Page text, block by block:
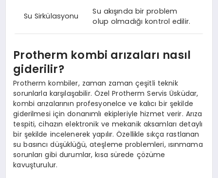
Su Sirkülasyonu
Su akışında bir problem
olup olmadığı kontrol edilir.
Protherm kombi arızaları nasıl
giderilir?
Protherm kombiler, zaman zaman çeşitli teknik
sorunlarla karşılaşabilir. Özel Protherm Servis Üsküdar,
kombi arızalarının profesyonelce ve kalıcı bir şekilde
giderilmesi için donanımlı ekipleriyle hizmet verir. Arıza
tespiti, cihazın elektronik ve mekanik aksamları detaylı
bir şekilde incelenerek yapılır. Özellikle sıkça rastlanan
su basıncı düşüklüğü, ateşleme problemleri, ısınmama
sorunları gibi durumlar, kısa sürede çözüme
kavuşturulur.